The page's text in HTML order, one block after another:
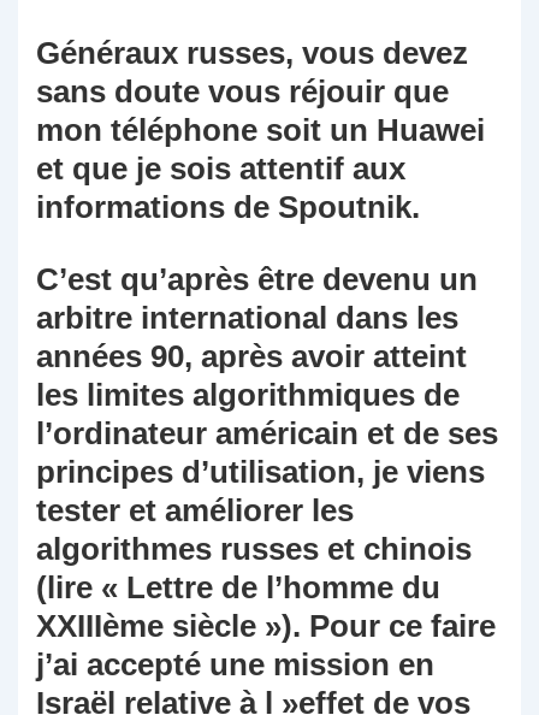
Généraux russes, vous devez
sans doute vous réjouir que
mon téléphone soit un Huawei
et que je sois attentif aux
informations de Spoutnik.
C’est qu’après être devenu un
arbitre international dans les
années 90, après avoir atteint
les limites algorithmiques de
l’ordinateur américain et de ses
principes d’utilisation, je viens
tester et améliorer les
algorithmes russes et chinois
(lire « Lettre de l’homme du
XXIIIème siècle »). Pour ce faire
j’ai accepté une mission en
Israël relative à l »effet de vos